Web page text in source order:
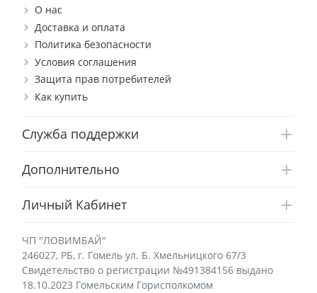
О нас
Доставка и оплата
Политика безопасности
Условия соглашения
Защита прав потребителей
Как купить
Служба поддержки
Дополнительно
Личный Кабинет
ЧП "ЛОВИМБАЙ"
246027, РБ, г. Гомель ул. Б. Хмельницкого 67/3
Свидетельство о регистрации №491384156 выдано
18.10.2023 Гомельским Горисполкомом